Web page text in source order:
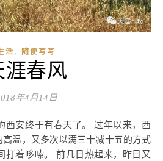
活, 随便写写
涯春风
年4月14日
温，又多次以满三十减十五的方式
打着哆嗦。 前几日热起来，昨日又